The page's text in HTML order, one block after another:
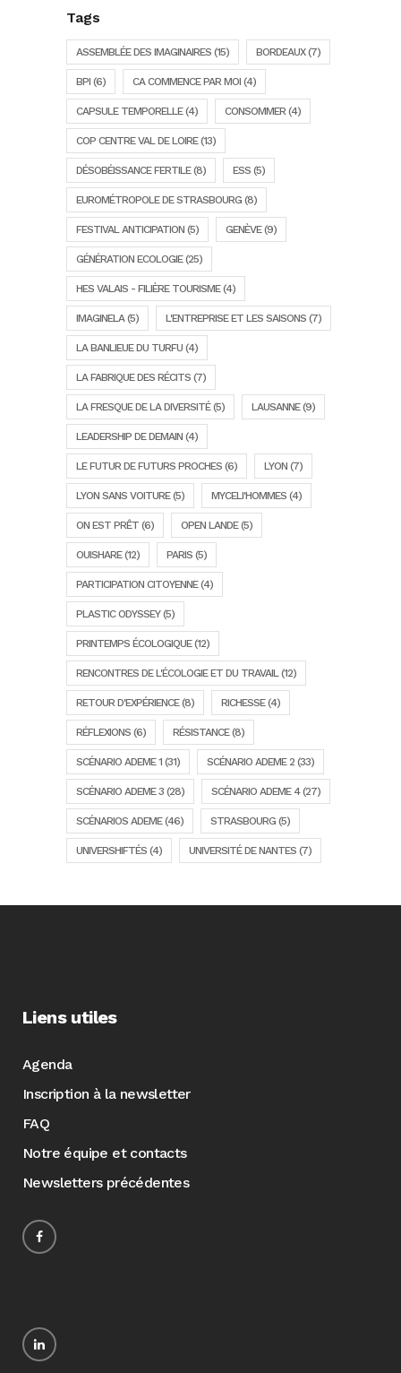
Tags
ASSEMBLÉE DES IMAGINAIRES (15) BORDEAUX(7)
BPI (6) CA COMMENCE PAR MOI (4)
CAPSULE TEMPORELLE(4) CONSOMMER(4)
COP CENTRE VAL DE LOIRE(13)
DÉSOBÉISSANCE FERTILE(8) ESS (5)
EUROMÉTROPOLE DE STRASBOURG (8)
FESTIVAL ANTICIPATION (5) GENÈVE(9)
GÉNÉRATION ECOLOGIE(25)
HES VALAIS - FILIÈRE TOURISME(4)
IMAGINELA(5) L'ENTREPRISE ET LES SAISONS (7)
LA BANLIEUE DU TURFU (4)
LA FABRIQUE DES RÉCITS (7)
LA FRESQUE DE LA DIVERSITÉ(5) LAUSANNE(9)
LEADERSHIP DE DEMAIN (4)
LE FUTUR DE FUTURS PROCHES (6) LYON (7)
LYON SANS VOITURE(5) MYCELI'HOMMES (4)
ON EST PRÊT (6) OPEN LANDE(5)
OUISHARE(12) PARIS (5)
PARTICIPATION CITOYENNE(4)
PLASTIC ODYSSEY(5)
PRINTEMPS ÉCOLOGIQUE(12)
RENCONTRES DE L'ÉCOLOGIE ET DU TRAVAIL(12)
RETOUR D'EXPÉRIENCE(8) RICHESSE(4)
RÉFLEXIONS (6) RÉSISTANCE(8)
SCÉNARIO ADEME 1 (31) SCÉNARIO ADEME 2 (33)
SCÉNARIO ADEME 3 (28) SCÉNARIO ADEME 4(27)
SCÉNARIOS ADEME(46) STRASBOURG (5)
UNIVERSHIFTÉS (4) UNIVERSITÉ DE NANTES (7)
Liens utiles
Agenda
Inscription à la newsletter
FAQ
Notre équipe et contacts
Newsletters précédentes